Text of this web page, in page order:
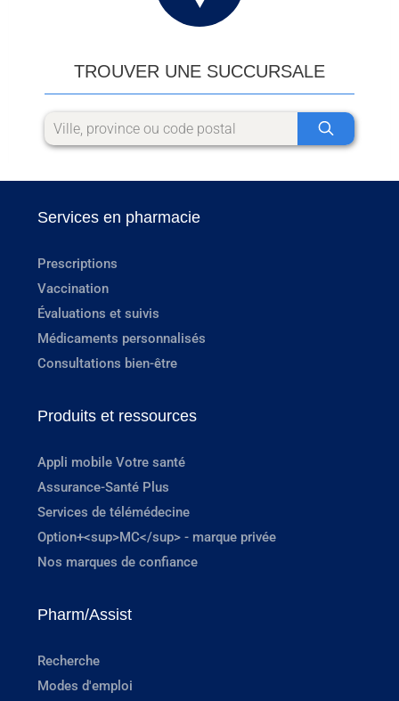
TROUVER UNE SUCCURSALE
Services en pharmacie
Prescriptions
Vaccination
Évaluations et suivis
Médicaments personnalisés
Consultations bien-être
Produits et ressources
Appli mobile Votre santé
Assurance-Santé Plus
Services de télémédecine
Option+<sup>MC</sup> - marque privée
Nos marques de confiance
Pharm/Assist
Recherche
Modes d'emploi